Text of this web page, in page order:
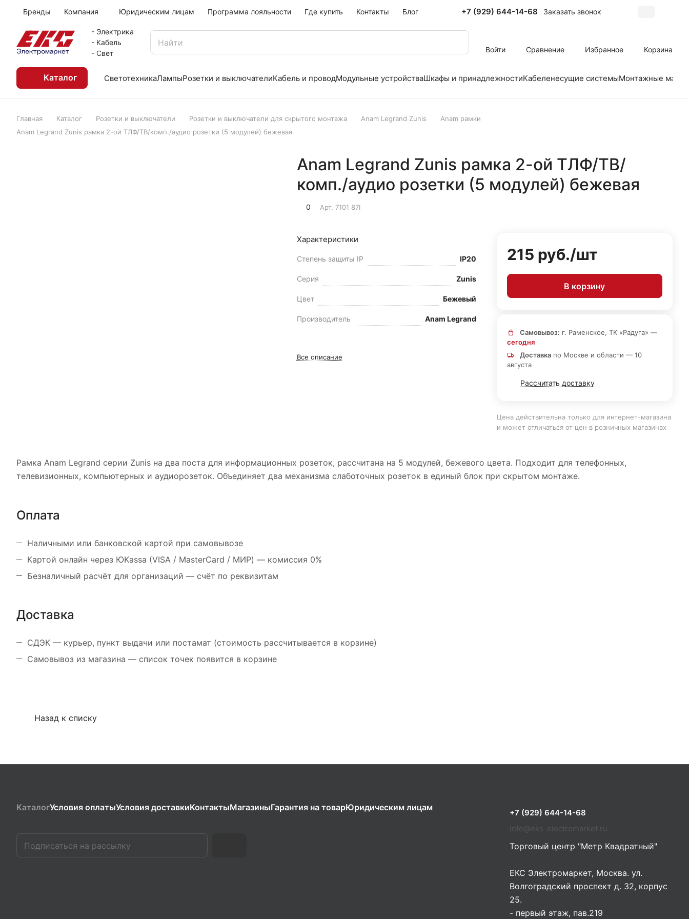
Бренды Компания Юридическим лицам Программа лояльности Где купить Контакты Блог +7 (929) 644-14-68 Заказать звонок
- Электрика
- Кабель
- Свет
Войти Сравнение Избранное Корзина
Каталог СветотехникаЛампыРозетки и выключателиКабель и проводМодульные устройстваШкафы и принадлежностиКабеленесущие системыМонтажные
Главная Каталог Розетки и выключатели Розетки и выключатели для скрытого монтажа Anam Legrand Zunis
Anam рамки
Anam Legrand Zunis рамка 2-ой ТЛФ/ТВ/комп./аудио розетки (5 модулей) бежевая
Anam Legrand Zunis рамка 2-ой ТЛФ/ТВ/
комп./аудио розетки (5 модулей) бежевая
0 Арт. 7101 87I
Характеристики
Степень защиты IP IP20
Серия Zunis
Цвет Бежевый
Производитель Anam Legrand
Все описание
215 руб./шт
В корзину
Самовывоз: г. Раменское, ТК «Радуга» —
сегодня
Доставкапо Москве и области — 10
августа
Рассчитать доставку
Цена действительна только для интернет-магазина
и может отличаться от цен в розничных магазинах
Рамка Anam Legrand серии Zunis на два поста для информационных розеток, рассчитана на 5 модулей, бежевого цвета. Подходит для телефонных,
телевизионных, компьютерных и аудиорозеток. Объединяет два механизма слаботочных розеток в единый блок при скрытом монтаже.
Оплата
Наличными или банковской картой при самовывозе
Картой онлайн через ЮKassa (VISA / MasterCard / МИР) — комиссия 0%
Безналичный расчёт для организаций — счёт по реквизитам
Доставка
СДЭК — курьер, пункт выдачи или постамат (стоимость рассчитывается в корзине)
Самовывоз из магазина — список точек появится в корзине
Назад к списку
КаталогУсловия оплатыУсловия доставкиКонтактыМагазиныГарантия на товарЮридическим лицам
+7 (929) 644-14-68
info@eks-electromarket.ru
Торговый центр "Метр Квадратный"
ЕКС Электромаркет, Москва. ул.
Волгоградский проспект д. 32, корпус
25.
- первый этаж, пав.219